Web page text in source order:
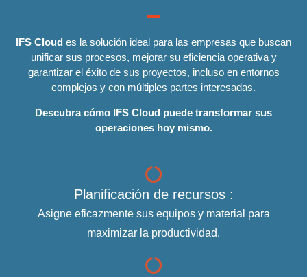
IFS Cloud es la solución ideal para las empresas que buscan
unificar sus procesos, mejorar su eficiencia operativa y
garantizar el éxito de sus proyectos, incluso en entornos
complejos y con múltiples partes interesadas.
Descubra cómo IFS Cloud puede transformar sus
operaciones hoy mismo.
Planificación de recursos :
Asigne eficazmente sus equipos y material para
maximizar la productividad.